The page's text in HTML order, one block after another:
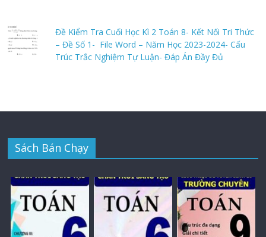
Đề Kiểm Tra Cuối Học Kì 2 Toán 8- Kết Nối Tri Thức
– Đề Số 1- File Word – Năm Học 2023-2024- Cấu
Trúc Trắc Nghiệm Tự Luận- Đáp Án Đầy Đủ
Sách Bán Chạy